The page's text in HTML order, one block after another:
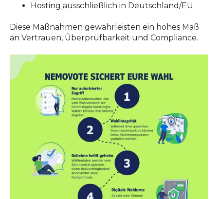
Hosting ausschließlich in Deutschland/EU
Diese Maßnahmen gewährleisten ein hohes Maß
an Vertrauen, Überprüfbarkeit und Compliance.